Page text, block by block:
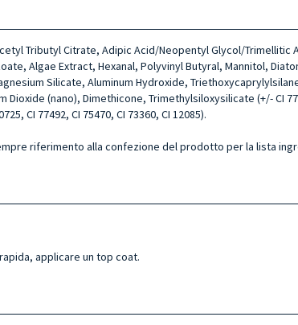
Tributyl Citrate, Adipic Acid/Neopentyl Glycol/
Algae Extract, Hexanal, Polyvinyl Butyral, Mannitol,
Silicate, Aluminum Hydroxide,
(nano), Dimethicone, Trimethylsiloxysilicate (+/- CI
CI 77492, CI 75470, CI 73360, CI 12085).
riferimento alla confezione del prodotto per la lista
applicare un top coat.